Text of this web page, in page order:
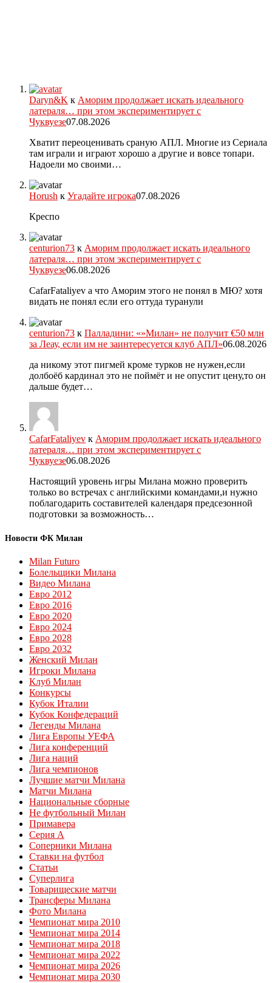
Daryn&K к Аморим продолжает искать идеального
латераля… при этом экспериментирует с
Чуквуезе07.08.2026
Хватит переоценивать сраную АПЛ. Многие из Сериала
там играли и играют хорошо а другие и вовсе топари.
Надоели мо своими…
Horush к Угадайте игрока07.08.2026
Креспо
centurion73 к Аморим продолжает искать идеального
латераля… при этом экспериментирует с
Чуквуезе06.08.2026
CafarFataliyev а что Аморим этого не понял в МЮ? хотя
видать не понял если его оттуда туранули
centurion73 к Палладини: «»Милан» не получит €50 млн
за Леау, если им не заинтересуется клуб АПЛ»06.08.2026
да никому этот пигмей кроме турков не нужен,если
долбоёб кардинал это не поймёт и не опустит цену,то он
дальше будет…
CafarFataliyev к Аморим продолжает искать идеального
латераля… при этом экспериментирует с
Чуквуезе06.08.2026
Настоящий уровень игры Милана можно проверить
только во встречах с английскими командами,и нужно
поблагодарить составителей календаря предсезонной
подготовки за возможность…
Новости ФК Милан
Milan Futuro
Болельщики Милана
Видео Милана
Евро 2012
Евро 2016
Евро 2020
Евро 2024
Евро 2028
Евро 2032
Женский Милан
Игроки Милана
Клуб Милан
Конкурсы
Кубок Италии
Кубок Конфедераций
Легенды Милана
Лига Европы УЕФА
Лига конференций
Лига наций
Лига чемпионов
Лучшие матчи Милана
Матчи Милана
Национальные сборные
Не футбольный Милан
Примавера
Серия А
Соперники Милана
Ставки на футбол
Статьи
Суперлига
Товарищеские матчи
Трансферы Милана
Фото Милана
Чемпионат мира 2010
Чемпионат мира 2014
Чемпионат мира 2018
Чемпионат мира 2022
Чемпионат мира 2026
Чемпионат мира 2030